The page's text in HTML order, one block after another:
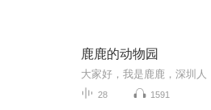
鹿鹿的动物园
28 1591